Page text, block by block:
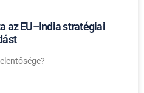
az EU–India stratégiai